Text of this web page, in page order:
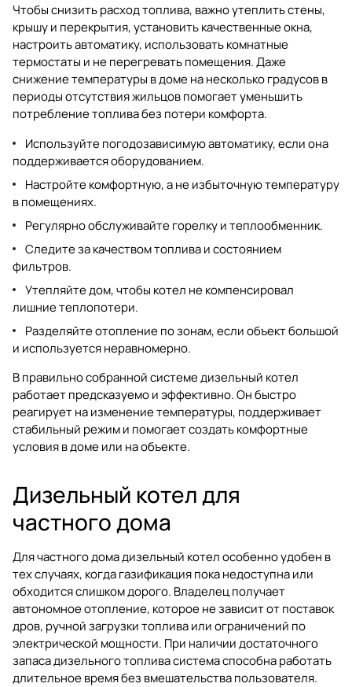
Чтобы снизить расход топлива, важно утеплить стены,
крышу и перекрытия, установить качественные окна,
настроить автоматику, использовать комнатные
термостаты и не перегревать помещения. Даже
снижение температуры в доме на несколько градусов в
периоды отсутствия жильцов помогает уменьшить
потребление топлива без потери комфорта.
Используйте погодозависимую автоматику, если она
поддерживается оборудованием.
Настройте комфортную, а не избыточную температуру
в помещениях.
Регулярно обслуживайте горелку и теплообменник.
Следите за качеством топлива и состоянием
фильтров.
Утепляйте дом, чтобы котел не компенсировал
лишние теплопотери.
Разделяйте отопление по зонам, если объект большой
и используется неравномерно.
В правильно собранной системе дизельный котел
работает предсказуемо и эффективно. Он быстро
реагирует на изменение температуры, поддерживает
стабильный режим и помогает создать комфортные
условия в доме или на объекте.
Дизельный котел для
частного дома
Для частного дома дизельный котел особенно удобен в
тех случаях, когда газификация пока недоступна или
обходится слишком дорого. Владелец получает
автономное отопление, которое не зависит от поставок
дров, ручной загрузки топлива или ограничений по
электрической мощности. При наличии достаточного
запаса дизельного топлива система способна работать
длительное время без вмешательства пользователя.